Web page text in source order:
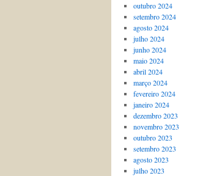
outubro 2024
setembro 2024
agosto 2024
julho 2024
junho 2024
maio 2024
abril 2024
março 2024
fevereiro 2024
janeiro 2024
dezembro 2023
novembro 2023
outubro 2023
setembro 2023
agosto 2023
julho 2023